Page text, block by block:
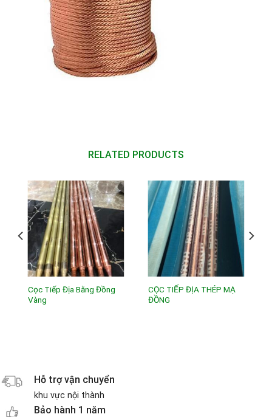
RELATED PRODUCTS
Cọc Tiếp Địa Bằng Đồng
Vàng
CỌC TIẾP ĐỊA THÉP MẠ
ĐỒNG
Hỗ trợ vận chuyển
khu vực nội thành
Bảo hành 1 năm